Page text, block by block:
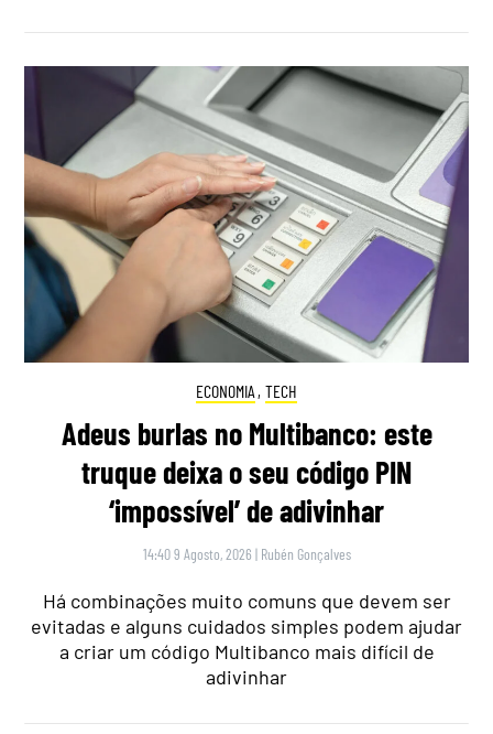
ECONOMIA , TECH
Adeus burlas no Multibanco: este
truque deixa o seu código PIN
‘impossível’ de adivinhar
14:40 9 Agosto, 2026 | Rubén Gonçalves
Há combinações muito comuns que devem ser
evitadas e alguns cuidados simples podem ajudar
a criar um código Multibanco mais difícil de
adivinhar